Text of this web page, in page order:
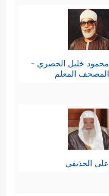
محمود خليل الحصري -
المصحف المعلم
علي الحذيفي